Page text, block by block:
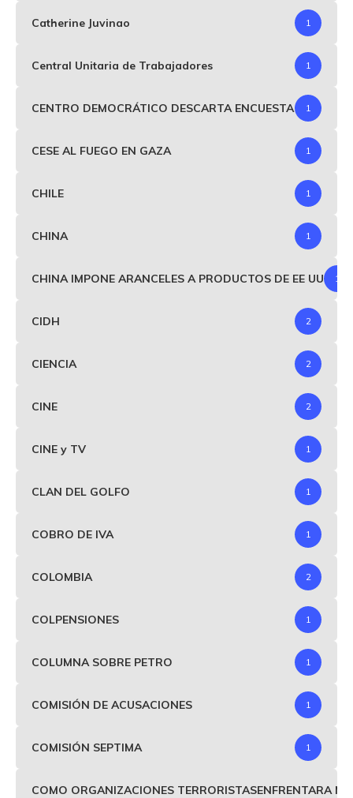
Catherine Juvinao 1
Central Unitaria de Trabajadores 1
CENTRO DEMOCRÁTICO DESCARTA ENCUESTA 1
CESE AL FUEGO EN GAZA 1
CHILE 1
CHINA 1
CHINA IMPONE ARANCELES A PRODUCTOS DE EE UU 1
CIDH 2
CIENCIA 2
CINE 2
CINE y TV 1
CLAN DEL GOLFO 1
COBRO DE IVA 1
COLOMBIA 2
COLPENSIONES 1
COLUMNA SOBRE PETRO 1
COMISIÓN DE ACUSACIONES 1
COMISIÓN SEPTIMA 1
COMO ORGANIZACIONES TERRORISTASENFRENTARA